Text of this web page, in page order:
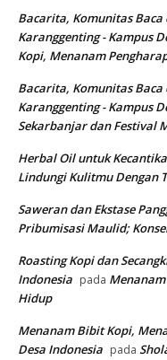
Bacarita, Komunitas
Karanggenting - Kampus
Kopi, Menanam
Bacarita, Komunitas
Karanggenting - Kampus
Sekarbanjar dan Festival
Herbal Oil untuk
Lindungi Kulitmu Dengan
Saweran dan Ekstase
Pribumisasi Maulid;
Roasting Kopi dan
Indonesia pada
Hidup
Menanam Bibit Kopi,
Desa Indonesia pada